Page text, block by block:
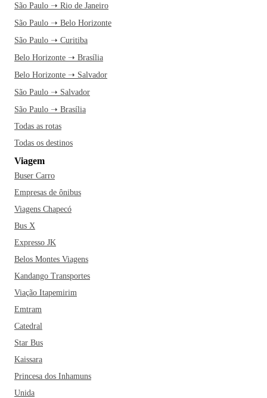
São Paulo ➝ Rio de Janeiro
São Paulo ➝ Belo Horizonte
São Paulo ➝ Curitiba
Belo Horizonte ➝ Brasília
Belo Horizonte ➝ Salvador
São Paulo ➝ Salvador
São Paulo ➝ Brasília
Todas as rotas
Todas os destinos
Viagem
Buser Carro
Empresas de ônibus
Viagens Chapecó
Bus X
Expresso JK
Belos Montes Viagens
Kandango Transportes
Viação Itapemirim
Emtram
Catedral
Star Bus
Kaissara
Princesa dos Inhamuns
Unida